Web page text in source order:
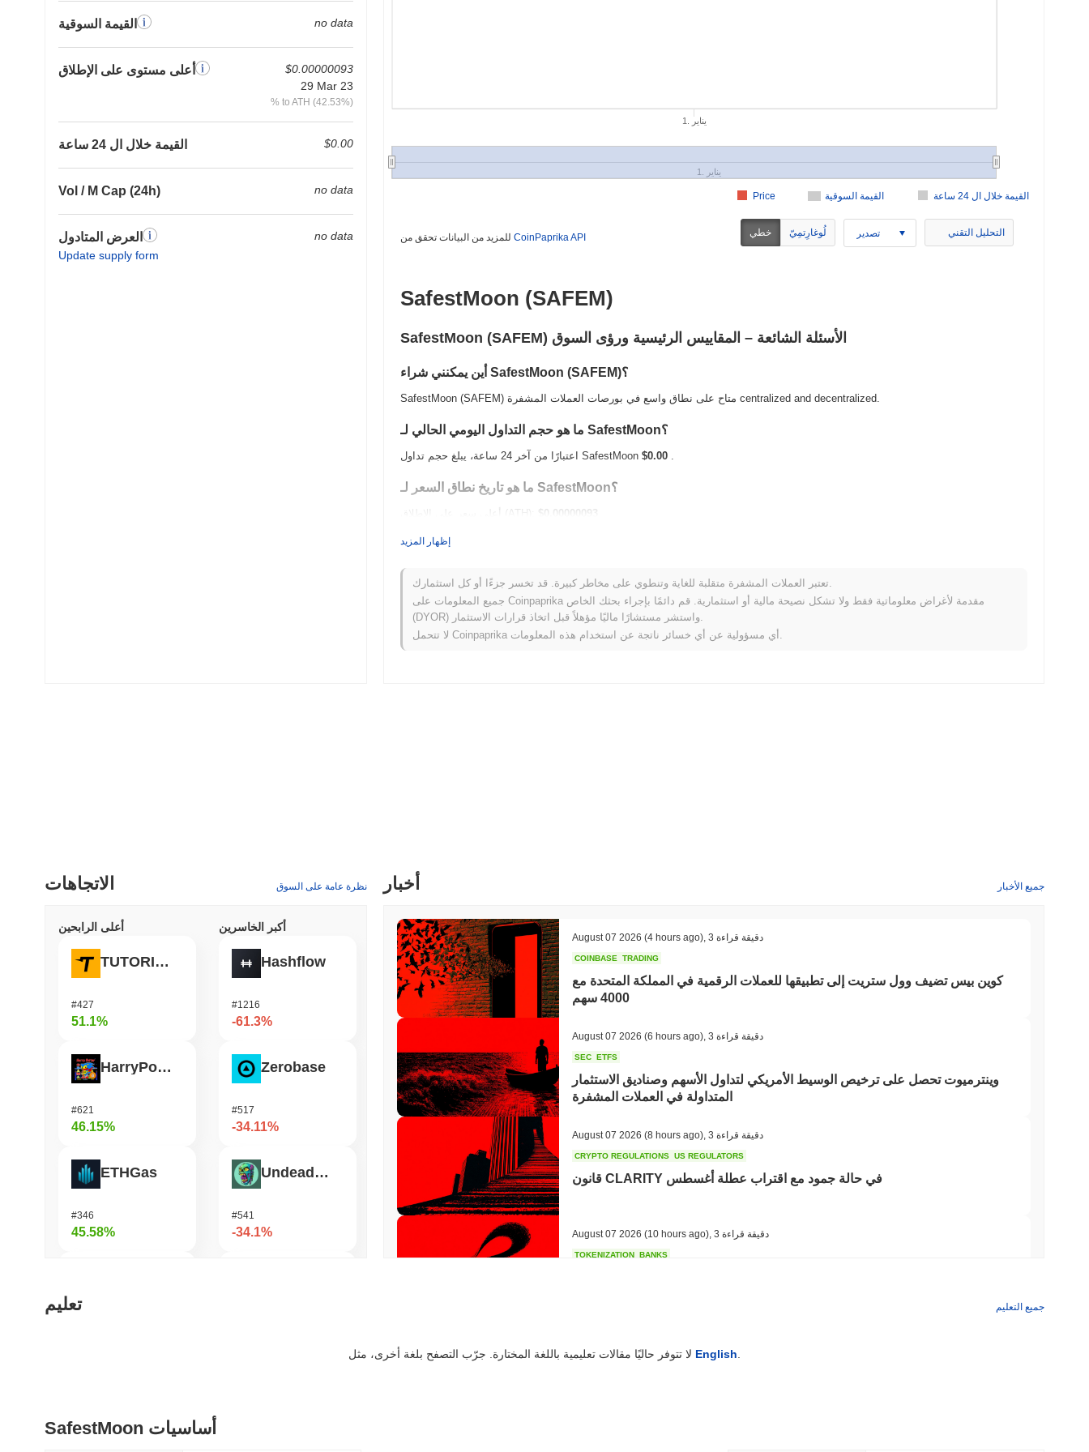
القيمة السوقية no data
أعلى مستوى على الإطلاق
$0.00000093
29 Mar 23
% to ATH (42.53%)
القيمة خلال ال 24 ساعة $0.00
Vol / M Cap (24h) no data
العرض المتادول
Update supply form
no data
القيمة السوقية القيمة خلال ال 24 ساعة Price
1. يناير
1. يناير
CoinPaprika API خطي لُوغارِتمِيّ تصدير التحليل التقني
SafestMoon (SAFEM)
SafestMoon (SAFEM) الأسئلة الشائعة – المقاييس الرئيسية ورؤى السوق
أين يمكنني شراء SafestMoon (SAFEM)؟
SafestMoon (SAFEM) متاح على نطاق واسع في بورصات العملات المشفرة centralized and decentralized.
ما هو حجم التداول اليومي الحالي لـ SafestMoon؟
اعتبارًا من آخر 24 ساعة، يبلغ حجم تداول SafestMoon $0.00 .
ما هو تاريخ نطاق السعر لـ SafestMoon؟
أعلى سعر على الإطلاق (ATH):
$0.00000093
كيف يعمل SafestMoon مقارنة بسوق العملات المشفرة الأوسع؟
، متأخرًا عن سوق العملات المشفرة بشكل عام الذي سجل مكاسب0.56%
. يشير هذا
إلى تأخر مؤقت في حركة سعر SAFEM مقارنة بزخم السوق الأوسع.
إظهار المزيد
تعتبر العملات المشفرة متقلبة للغاية وتنطوي على مخاطر كبيرة. قد تخسر جزءًا أو كل استثمارك.
جميع المعلومات على Coinpaprika مقدمة لأغراض معلوماتية فقط ولا تشكل نصيحة مالية أو استثمارية. قم دائمًا بإجراء بحثك الخاص
الاتجاهات نظرة عامة على السوق
أعلى الرابحين
TUTORIAL
#427
51.1%
HarryPotterObamaSonic10Inu (ETH)
#621
46.15%
ETHGas
#346
45.58%
#1081
أكبر الخاسرين
Hashflow
#1216
-61.3%
Zerobase
#517
-34.11%
Undeads Games
#541
-34.1%
أخبار جميع الأخبار
August 07 2026 (4 hours ago) 3 دقيقة قراءة
COINBASE TRADING
كوين بيس تضيف وول ستريت إلى تطبيقها للعملات الرقمية في المملكة المتحدة مع
4000 سهم
August 07 2026 (6 hours ago) 3 دقيقة قراءة
SEC ETFS
وينترميوت تحصل على ترخيص الوسيط الأمريكي لتداول الأسهم وصناديق الاستثمار
المتداولة في العملات المشفرة
August 07 2026 (8 hours ago) 3 دقيقة قراءة
CRYPTO REGULATIONS US REGULATORS
قانون CLARITY في حالة جمود مع اقتراب عطلة أغسطس
August 07 2026 (10 hours ago) 3 دقيقة قراءة
TOKENIZATION BANKS
STABLECOIN JAPAN
تعليم جميع التعليم
English
SafestMoon أساسيات